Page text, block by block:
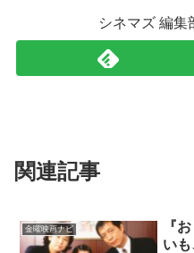
シネマズ 編集
関連記事
金曜映画ナビ
『
い